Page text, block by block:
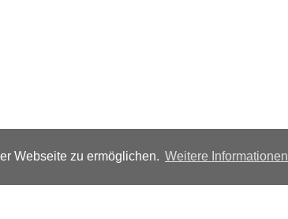
Webseite zu ermöglichen. Weitere Informationen